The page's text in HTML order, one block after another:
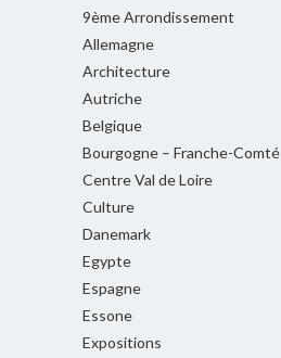
9ème Arrondissement
Allemagne
Architecture
Autriche
Belgique
Bourgogne – Franche-Comté
Centre Val de Loire
Culture
Danemark
Egypte
Espagne
Essone
Expositions